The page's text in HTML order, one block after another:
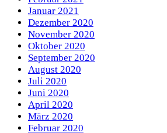
Januar 2021
Dezember 2020
November 2020
Oktober 2020
September 2020
August 2020
Juli 2020
Juni 2020
April 2020
März 2020
Februar 2020